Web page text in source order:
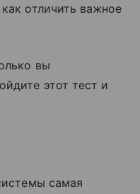
отличить важное
вы
этот тест и
самая